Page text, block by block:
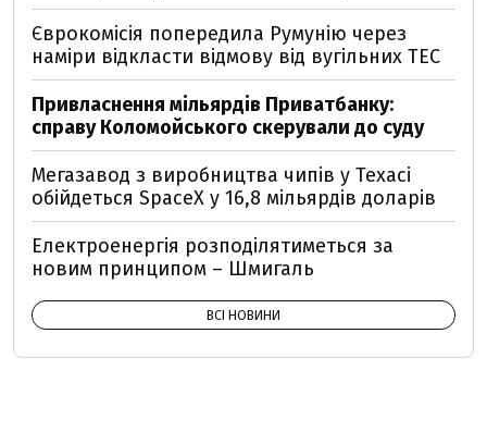
Єврокомісія попередила Румунію через
наміри відкласти відмову від вугільних ТЕС
Привласнення мільярдів Приватбанку:
справу Коломойського скерували до суду
Мегазавод з виробництва чипів у Техасі
обійдеться SpaceX у 16,8 мільярдів доларів
Електроенергія розподілятиметься за
новим принципом – Шмигаль
ВСІ НОВИНИ